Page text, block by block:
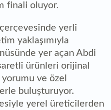
finali oluyor.
yerli
yaklaşımıyla
yer açan Abdi
ürünleri orijinal
ve özel
buluşturuyor.
yerel üreticilerden